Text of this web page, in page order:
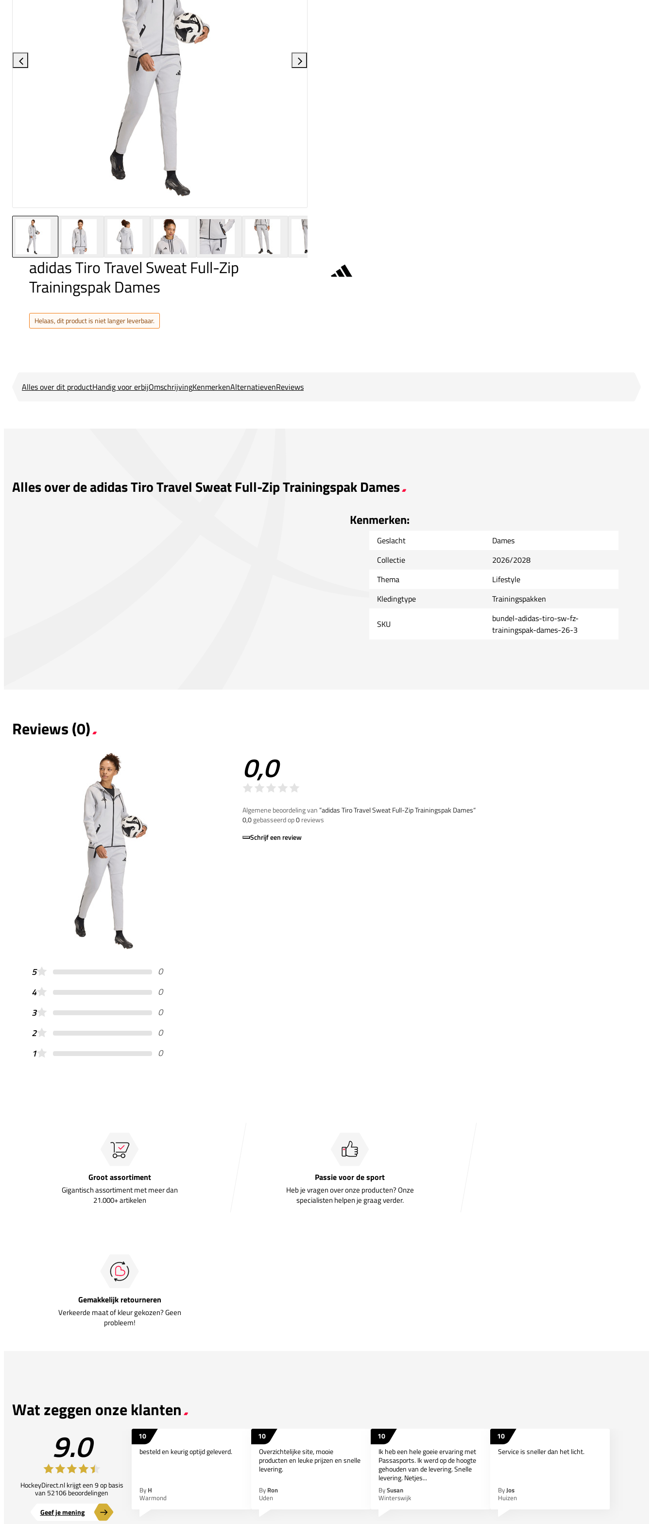
adidas Tiro Travel Sweat Full-Zip
Trainingspak Dames
Helaas, dit product is niet langer leverbaar.
Alles over dit productHandig voor erbijOmschrijvingKenmerkenAlternatievenReviews
Alles over de adidas Tiro Travel Sweat Full-Zip Trainingspak Dames
Kenmerken:
Geslacht
Dames
Collectie
2026/2028
Thema
Lifestyle
Kledingtype
Trainingspakken
SKU
bundel-adidas-tiro-sw-fz-
trainingspak-dames-26-3
Reviews (0)
0,0
Algemene beoordeling van”adidas Tiro Travel Sweat Full-Zip Trainingspak Dames“
0,0gebasseerd op0reviews
Schrijf een review
5
0
4
0
3
0
2
0
1
0
Groot assortiment
Gigantisch assortiment met meer dan
21.000+ artikelen
Passie voor de sport
Heb je vragen over onze producten? Onze
specialisten helpen je graag verder.
Gemakkelijk retourneren
Verkeerde maat of kleur gekozen? Geen
probleem!
Wat zeggen onze klanten
9.0
HockeyDirect.nl krijgt een 9 op basis
van 52106 beoordelingen
Geef je mening
10
besteld en keurig optijd geleverd.
By H
Warmond
10
Overzichtelijke site, mooie
producten en leuke prijzen en snelle
levering.
By Ron
Uden
10
Ik heb een hele goeie ervaring met
Passasports. Ik werd op de hoogte
gehouden van de levering. Snelle
levering. Netjes...
BySusan
Winterswijk
10
Service is sneller dan het licht.
ByJos
Huizen